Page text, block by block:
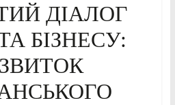
ДІАЛОГ
БІЗНЕСУ: